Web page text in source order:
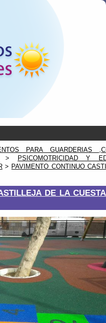
PARA GUARDERIAS
>
PSICOMOTRICIDAD Y
> PAVIMENTO CONTINUO
DE LA